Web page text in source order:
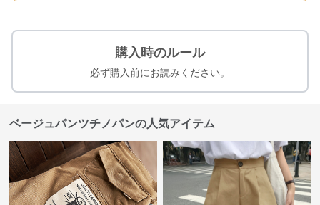
購入時のルール
必ず購入前にお読みください。
ベージュパンツチノパンの人気アイテム